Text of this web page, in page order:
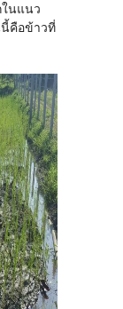
นแนว
คือข้าวที่